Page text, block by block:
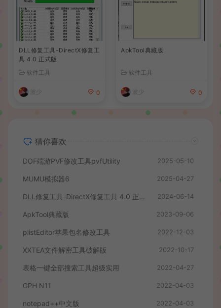
DLL修复工具-DirectX修复工
具 4.0 正式版
软件工具
波少 0
ApkTool典藏版
软件工具
波少 0
猜你喜欢
DOF端游PVF修改工具pvfUtility 2025-05-10
MUMU模拟器6 2025-04-27
DLL修复工具-DirectX修复工具 4.0 正式版 2024-06-14
ApkTool典藏版 2023-09-06
plistEditor苹果包名修改工具 2022-12-03
XXTEA文件解密工具破解版 2022-10-17
表格一键全部搜索工具超级实用 2022-04-27
GPH N11 2022-04-03
notepad++中文版 2022-04-03